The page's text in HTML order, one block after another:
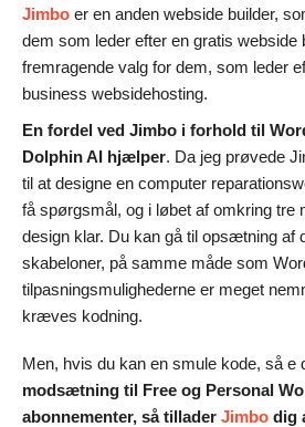
Jimbo er en anden webside builder,
dem som leder efter en gratis webside
fremragende valg for dem, som leder
business websidehosting.
En fordel ved Jimbo i forhold til
Dolphin AI hjælper. Da jeg prøvede
til at designe en computer
få spørgsmål, og i løbet af omkring tre
design klar. Du kan gå til opsætning af
skabeloner, på samme måde som
tilpasningsmulighederne er meget
kræves kodning.
Men, hvis du kan en smule kode, så e
modsætning til Free og Personal
abonnementer, så tillader Jimbo dig